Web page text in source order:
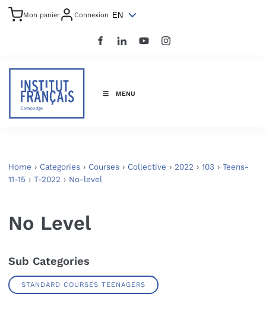
Mon panier Connexion EN
MENU
Home › Categories › Courses › Collective › 2022 › 103 › Teens-
11-15 › T-2022 › No-level
No Level
Sub Categories
STANDARD COURSES TEENAGERS